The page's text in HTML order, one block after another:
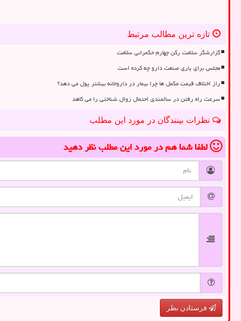
تازه ترین مطالب مرتبط
گزارشگر سلامت رکن چهارم حکمرانی سلامت
مجلس برای یاری صنعت دارو چه کرده است
راز اختلاف قیمت مکمل ها چرا بیمار در داروخانه بیشتر پول می دهد؟
سرعت راه رفتن در سالمندی احتمال زوال شناختی را می کاهد
نظرات بینندگان در مورد این مطلب
لطفا شما همدر مورد این مطلبنظر دهید
فرستادن نظر